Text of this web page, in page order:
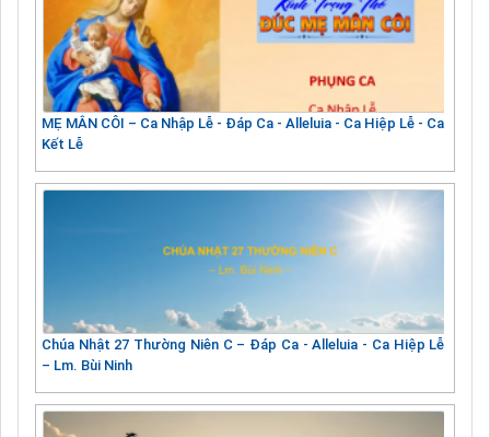
MẸ MÂN CÔI – Ca Nhập Lễ - Đáp Ca - Alleluia - Ca Hiệp Lễ - Ca
Kết Lễ
Chúa Nhật 27 Thường Niên C – Đáp Ca - Alleluia - Ca Hiệp Lễ
– Lm. Bùi Ninh